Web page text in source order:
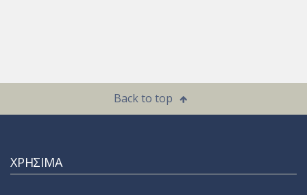
Back to top
ΧΡΗΣΙΜΑ